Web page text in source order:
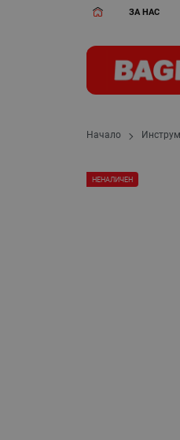
ЗА НАС
Начало
НЕНАЛИЧЕН